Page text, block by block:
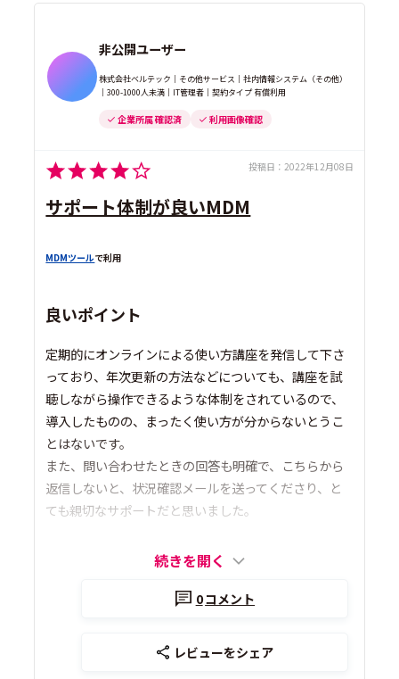
非公開ユーザー
株式会社ベルテック｜その他サービス｜社内情報システム（その他）
｜300-1000人未満｜IT管理者｜契約タイプ 有償利用
企業所属 確認済 利用画像確認
投稿日： 2022年12月08日
サポート体制が良いMDM
MDMツールで利用
良いポイント
定期的にオンラインによる使い方講座を発信して下さ
っており、年次更新の方法などについても、講座を試
聴しながら操作できるような体制をされているので、
導入したものの、まったく使い方が分からないとうこ
とはないです。
また、問い合わせたときの回答も明確で、こちらから
返信しないと、状況確認メールを送ってくださり、と
ても親切なサポートだと思いました。
続きを開く
0コメント
レビューをシェア